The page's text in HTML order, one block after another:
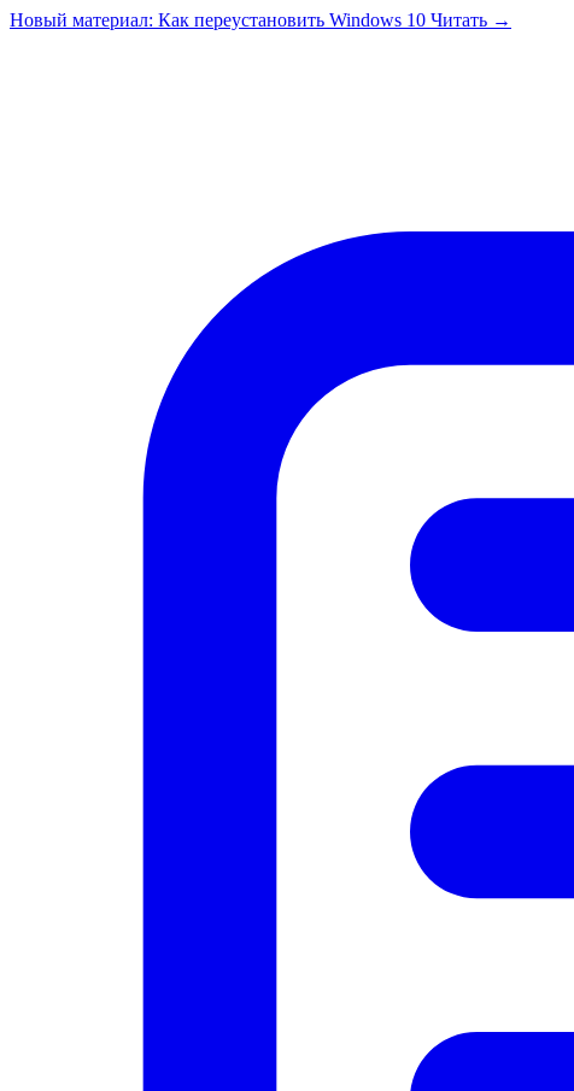
Перейти к содержимому
Новый материал: Как переустановить Windows 10 Читать →